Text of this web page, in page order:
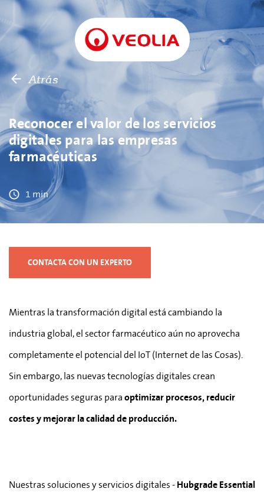
Atrás
Reconocer el valor de los servicios
digitales para las empresas
farmacéuticas
1 min
CONTACTA CON UN EXPERTO
Mientras la transformación digital está cambiando la
industria global, el sector farmacéutico aún no aprovecha
completamente el potencial del IoT (Internet de las Cosas).
Sin embargo, las nuevas tecnologías digitales crean
oportunidades seguras paraoptimizar procesos, reducir
costes y mejorar la calidad de producción.
Nuestras soluciones y servicios digitales -Hubgrade Essential